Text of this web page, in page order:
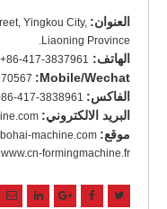
العنوان: Yingkou City,
Liaoning Province.
الهاتف: +86-417-3837961
Mobile/Wechat:
الفاكس: 417-3838961
البريد الالكتروني:
موقع:
www.cn-formingmachine.fr